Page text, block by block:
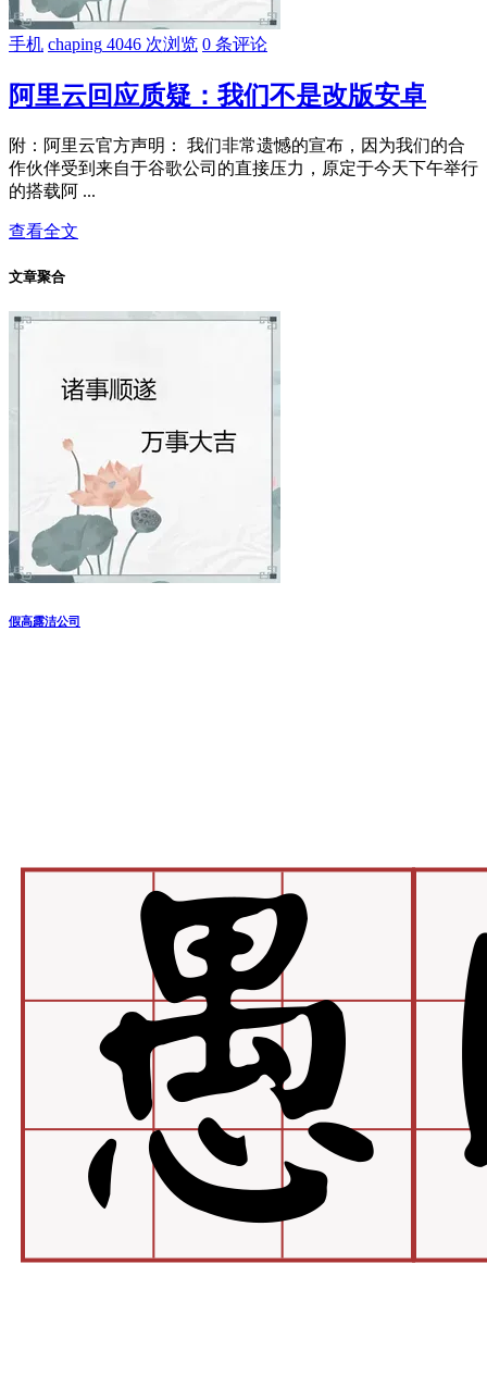
手机 chaping 4046 次浏览 0 条评论
阿里云回应质疑：我们不是改版安卓
附：阿里云官方声明： 我们非常遗憾的宣布，因为我们的合
作伙伴受到来自于谷歌公司的直接压力，原定于今天下午举行
的搭载阿 ...
查看全文
文章聚合
假高露洁公司